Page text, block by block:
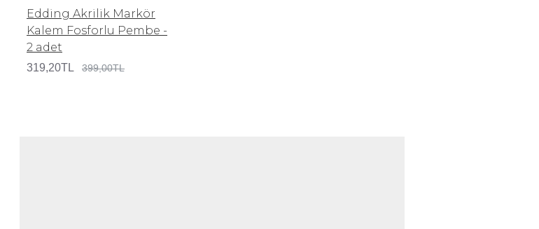
Edding Akrilik Markör
Kalem Fosforlu Pembe -
2 adet
319,20TL 399,00TL